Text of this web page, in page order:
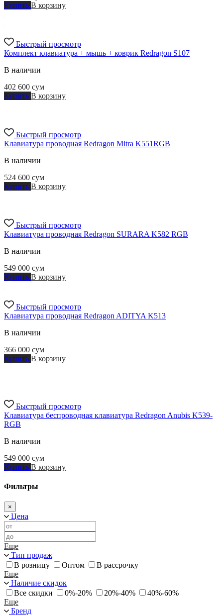
Купить В корзину
Быстрый просмотр
Комплект клавиатура + мышь + коврик Redragon S107
В наличии
402 600 сум
Купить В корзину
Быстрый просмотр
Клавиатура проводная Redragon Mitra K551RGB
В наличии
524 600 сум
Купить В корзину
Быстрый просмотр
Клавиатура проводная Redragon SURARA K582 RGB
В наличии
549 000 сум
Купить В корзину
Быстрый просмотр
Клавиатура проводная Redragon ADITYA K513
В наличии
366 000 сум
Купить В корзину
Быстрый просмотр
Клавиатура беспроводная клавиатура Redragon Anubis K539-
RGB
В наличии
549 000 сум
Купить В корзину
Фильтры
×
Цена
Еще
Тип продаж
В розницу
Оптом
В рассрочку
Еще
Наличие скидок
Все скидки
0%-20% 20%-40%
40%-60%
Еще
Бренд